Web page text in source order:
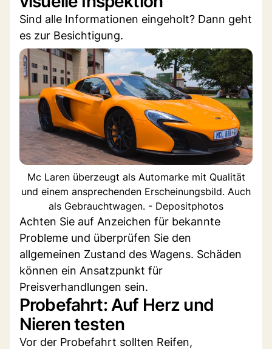
Sind alle Informationen eingeholt? Dann geht
es zur Besichtigung.
Mc Laren überzeugt als Automarke mit Qualität
und einem ansprechenden Erscheinungsbild. Auch
als Gebrauchtwagen. - Depositphotos
Achten Sie auf Anzeichen für bekannte
Probleme und überprüfen Sie den
allgemeinen Zustand des Wagens. Schäden
können ein Ansatzpunkt für
Preisverhandlungen sein.
Probefahrt: Auf Herz und
Nieren testen
Vor der Probefahrt sollten Reifen,